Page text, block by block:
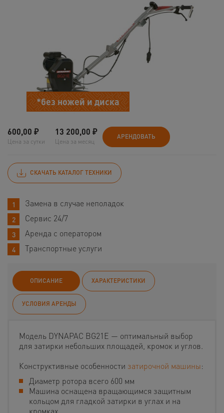
*без ножей и диска
600,00 ₽
Цена за сутки
13 200,00 ₽
Цена за месяц
АРЕНДОВАТЬ
СКАЧАТЬ КАТАЛОГ ТЕХНИКИ
Замена в случае неполадок
Сервис 24/7
Аренда с оператором
Транспортные услуги
ОПИСАНИЕ ХАРАКТЕРИСТИКИ
УСЛОВИЯ АРЕНДЫ
Модель DYNAPAC BG21E — оптимальный выбор
для затирки небольших площадей, кромок и углов.
Конструктивные особенности затирочной машины:
Диаметр ротора всего 600 мм
Машина оснащена вращающимся защитным
кольцом для гладкой затирки в углах и на
кромках